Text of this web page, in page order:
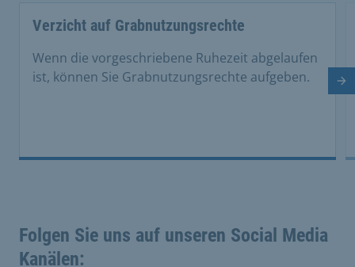
Verzicht auf Grabnutzungsrechte
Wenn die vorgeschriebene Ruhezeit abgelaufen
ist, können Sie Grabnutzungsrechte aufgeben.
Folgen Sie uns auf unseren Social Media
Kanälen: